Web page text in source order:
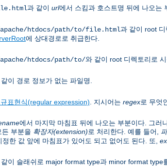
과 같이 url에서 스킴과 호스트명 뒤에 나오는
htdocs/path/to/file.html과 같이 root
에 상대경로로 취급한다.
htdocs/path/to/와 같이 root 디렉토리로
이 경로 정보가 없는 파일명.
표현식(regular expression) . 지시어는 regex로 무엇
에서 마지막 마침표 뒤에 나오는 부분이다. 그러
든 부분을 확장자(extension)로 처리한다. 예를 들어,
정한 값 앞에 마침표가 있어도 되고 없어도 된다. 또,
이 슬래쉬로 major format type과 minor format type